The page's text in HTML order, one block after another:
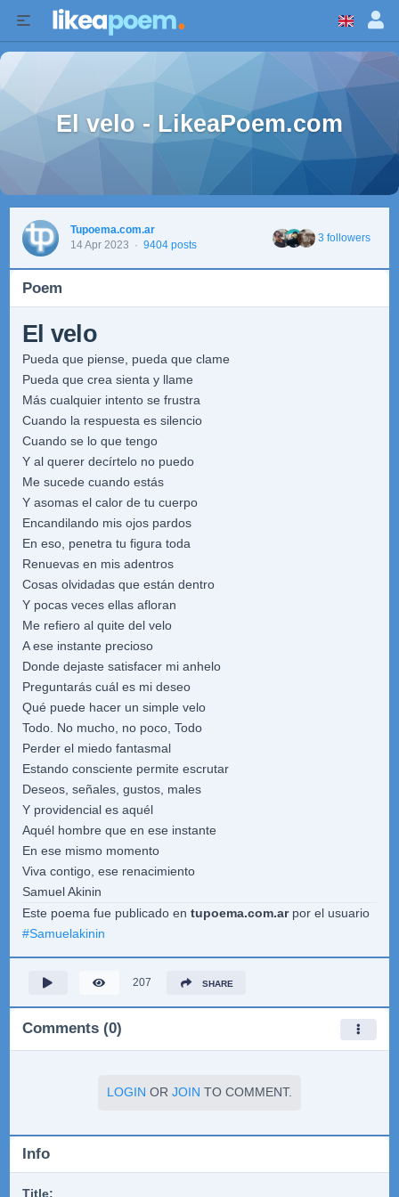
El velo - LikeaPoem.com
Tupoema.com.ar
14 Apr 2023 · 9404 posts
3 followers
Poem
El velo
Pueda que piense, pueda que clame
Pueda que crea sienta y llame
Más cualquier intento se frustra
Cuando la respuesta es silencio
Cuando se lo que tengo
Y al querer decírtelo no puedo
Me sucede cuando estás
Y asomas el calor de tu cuerpo
Encandilando mis ojos pardos
En eso, penetra tu figura toda
Renuevas en mis adentros
Cosas olvidadas que están dentro
Y pocas veces ellas afloran
Me refiero al quite del velo
A ese instante precioso
Donde dejaste satisfacer mi anhelo
Preguntarás cuál es mi deseo
Qué puede hacer un simple velo
Todo. No mucho, no poco, Todo
Perder el miedo fantasmal
Estando consciente permite escrutar
Deseos, señales, gustos, males
Y providencial es aquél
Aquél hombre que en ese instante
En ese mismo momento
Viva contigo, ese renacimiento
Samuel Akinin
Este poema fue publicado en tupoema.com.arpor el usuario
#Samuelakinin
207 SHARE
Comments (0)
LOGIN OR JOIN TO COMMENT.
Info
Title: